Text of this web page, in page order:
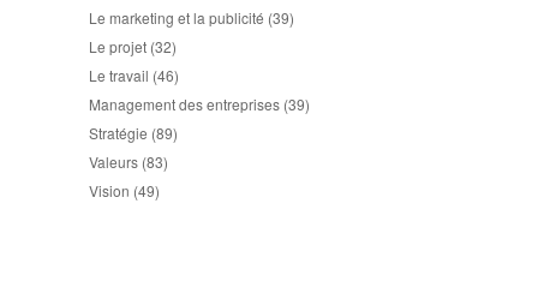
Le marketing et la publicité (39)
Le projet (32)
Le travail (46)
Management des entreprises (39)
Stratégie (89)
Valeurs (83)
Vision (49)